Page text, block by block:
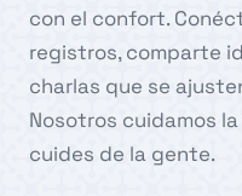
con el confort.
registros, comparte
charlas que se
Nosotros cuidamos
cuides de la gente.